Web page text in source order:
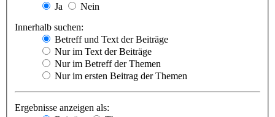
Ja
Nein
Innerhalb suchen:
Betreff und Text der Beiträge
Nur im Text der Beiträge
Nur im Betreff der Themen
Nur im ersten Beitrag der Themen
Ergebnisse anzeigen als: